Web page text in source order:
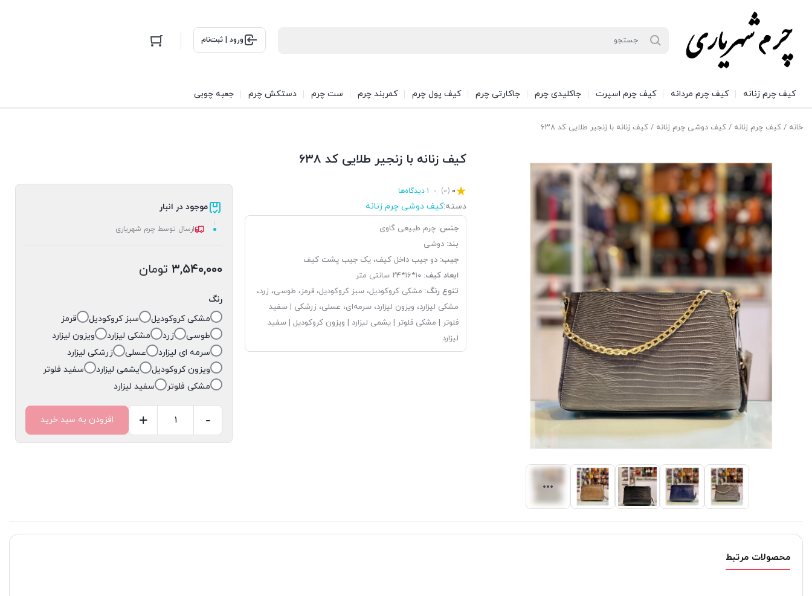
ورود | ثبت‌نام
کیف چرم زنانه کیف چرم مردانه کیف چرم اسپرت جاکلیدی چرم جاکارتی چرم کیف پول چرم کمربند چرم ست چرم دستکش چرم جعبه چوبی
خانه / کیف چرم زنانه / کیف دوشی چرم زنانه / کیف زنانه با زنجیر طلایی کد ۶۳۸
کیف زنانه با زنجیر طلایی کد ۶۳۸
۰ (۰) ۱ دیدگاه‌ها
دسته:کیف دوشی چرم زنانه
جنس: چرم طبیعی گاوی
بند: دوشی
جیب: دو جیب داخل کیف، یک جیب پشت کیف
ابعاد کیف: ۱۰*۱۶*۲۴ سانتی متر
تنوع رنگ: مشکی کروکودیل، سبز کروکودیل، قرمز، طوسی، زرد،
مشکی لیزارد، ویزون لیزارد، سرمه‌ای، عسلی، زرشکی | سفید
فلوتر | مشکی فلوتر | یشمی لیزارد | ویزون کروکودیل | سفید
لیزارد
موجود در انبار
ارسال توسط چرم شهریاری
۳,۵۴۰,۰۰۰ تومان
رنگ
مشکی کروکودیل
سبز کروکودیل
قرمز
طوسی
زرد مشکی لیزارد
ویزون لیزارد
سرمه ای لیزارد
عسلی
زرشکی لیزارد
ویزون کروکودیل
یشمی لیزارد
سفید فلوتر
مشکی فلوتر
سفید لیزارد
زنانه
-
+ افزودن به سبد خرید
محصولات مرتبط